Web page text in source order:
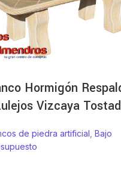
Hormigón
Vizcaya
de piedra artificial ,Bajo